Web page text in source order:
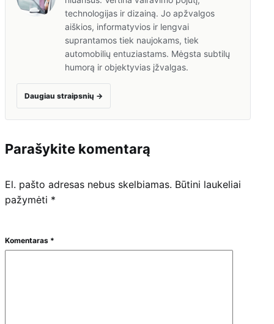
technologijas ir dizainą. Jo apžvalgos
aiškios, informatyvios ir lengvai
suprantamos tiek naujokams, tiek
automobilių entuziastams. Mėgsta subtilų
humorą ir objektyvias įžvalgas.
Daugiau straipsnių →
Parašykite komentarą
El. pašto adresas nebus skelbiamas. Būtini laukeliai
pažymėti *
Komentaras *